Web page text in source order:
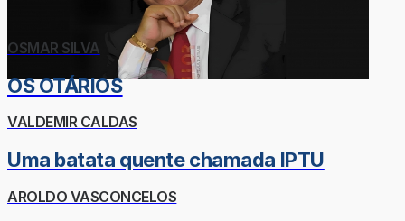
OSMAR SILVA
OS OTÁRIOS
VALDEMIR CALDAS
Uma batata quente chamada IPTU
AROLDO VASCONCELOS